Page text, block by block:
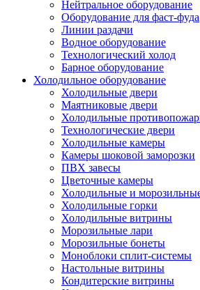
Нейтральное оборудование
Оборудование для фаст-фуда
Линии раздачи
Водное оборудование
Технологический холод
Барное оборудование
Холодильное оборудование
Холодильные двери
Маятниковые двери
Холодильные
Технологические двери
Холодильные камеры
Камеры шоковой заморозки
ПВХ завесы
Цветочные камеры
Холодильные и
Холодильные горки
Холодильные витрины
Морозильные лари
Морозильные бонеты
Моноблоки сплит-системы
Настольные витрины
Кондитерские витрины